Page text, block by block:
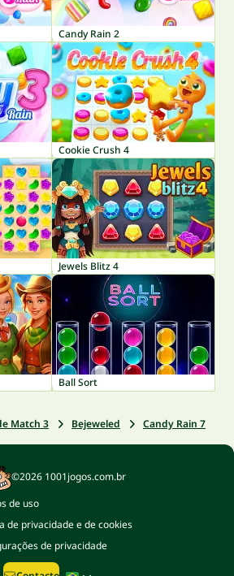
Candy Rain 2
Cookie Crush 4
Jewels Blitz 4
Ball Sort
Match 3 Bejeweled Candy Rain 7
©2026 1001jogos.com.br
de uso
de privacidade e de cookies
de privacidade